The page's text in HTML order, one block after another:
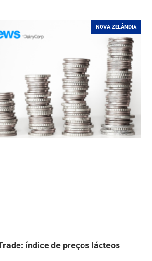
NOVA ZELÂNDIA
índice de preços lácteos